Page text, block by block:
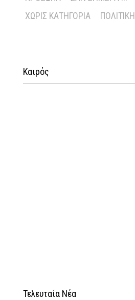
ΧΩΡΊΣ ΚΑΤΗΓΟΡΊΑ
ΠΟΛΙΤΙΚΉ
Καιρός
Τελευταία Νέα